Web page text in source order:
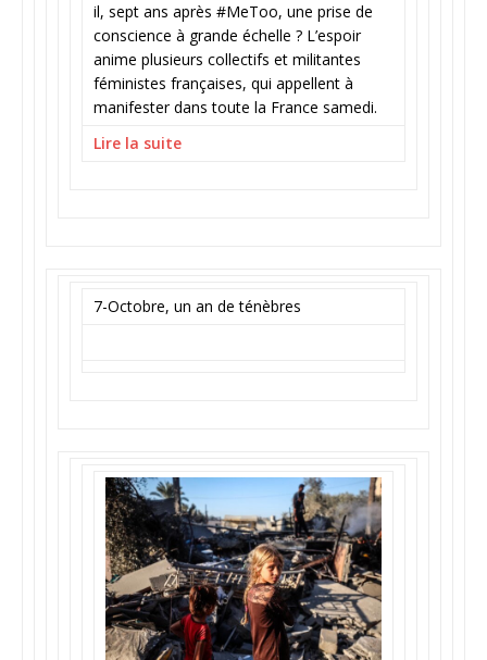
il, sept ans après #MeToo, une prise de
conscience à grande échelle ? L’espoir
anime plusieurs collectifs et militantes
féministes françaises, qui appellent à
manifester dans toute la France samedi.
Lire la suite
7-Octobre, un an de ténèbres